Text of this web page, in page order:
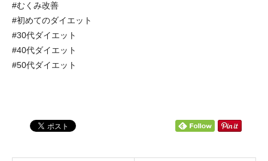
#むくみ改善
#初めてのダイエット
#30代ダイエット
#40代ダイエット
#50代ダイエット